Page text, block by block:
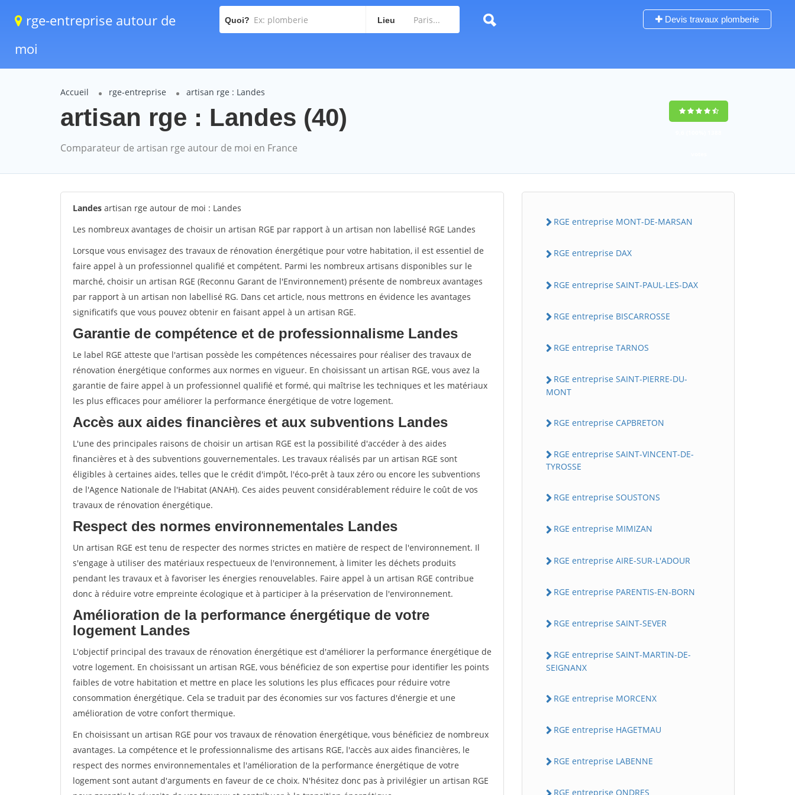
rge-entreprise autour de
moi
Quoi? Lieu Devis travaux plomberie
Accueil rge-entreprise artisan rge : Landes
artisan rge : Landes (40)
Comparateur de artisan rge autour de moi en France
Landes artisan rge autour de moi : Landes
Les nombreux avantages de choisir un artisan RGE par rapport à un artisan non labellisé RGE Landes
Lorsque vous envisagez des travaux de rénovation énergétique pour votre habitation, il est essentiel de
faire appel à un professionnel qualifié et compétent. Parmi les nombreux artisans disponibles sur le
marché, choisir un artisan RGE (Reconnu Garant de l'Environnement) présente de nombreux avantages
par rapport à un artisan non labellisé RG. Dans cet article, nous mettrons en évidence les avantages
significatifs que vous pouvez obtenir en faisant appel à un artisan RGE.
Garantie de compétence et de professionnalisme Landes
Le label RGE atteste que l'artisan possède les compétences nécessaires pour réaliser des travaux de
rénovation énergétique conformes aux normes en vigueur. En choisissant un artisan RGE, vous avez la
garantie de faire appel à un professionnel qualifié et formé, qui maîtrise les techniques et les matériaux
les plus efficaces pour améliorer la performance énergétique de votre logement.
Accès aux aides financières et aux subventions Landes
L'une des principales raisons de choisir un artisan RGE est la possibilité d'accéder à des aides
financières et à des subventions gouvernementales. Les travaux réalisés par un artisan RGE sont
éligibles à certaines aides, telles que le crédit d'impôt, l'éco-prêt à taux zéro ou encore les subventions
de l'Agence Nationale de l'Habitat (ANAH). Ces aides peuvent considérablement réduire le coût de vos
travaux de rénovation énergétique.
Respect des normes environnementales Landes
Un artisan RGE est tenu de respecter des normes strictes en matière de respect de l'environnement. Il
s'engage à utiliser des matériaux respectueux de l'environnement, à limiter les déchets produits
pendant les travaux et à favoriser les énergies renouvelables. Faire appel à un artisan RGE contribue
donc à réduire votre empreinte écologique et à participer à la préservation de l'environnement.
Amélioration de la performance énergétique de votre
logement Landes
L'objectif principal des travaux de rénovation énergétique est d'améliorer la performance énergétique de
votre logement. En choisissant un artisan RGE, vous bénéficiez de son expertise pour identifier les points
faibles de votre habitation et mettre en place les solutions les plus efficaces pour réduire votre
consommation énergétique. Cela se traduit par des économies sur vos factures d'énergie et une
amélioration de votre confort thermique.
En choisissant un artisan RGE pour vos travaux de rénovation énergétique, vous bénéficiez de nombreux
avantages. La compétence et le professionnalisme des artisans RGE, l'accès aux aides financières, le
respect des normes environnementales et l'amélioration de la performance énergétique de votre
logement sont autant d'arguments en faveur de ce choix. N'hésitez donc pas à privilégier un artisan RGE
RGE entreprise MONT-DE-MARSAN
RGE entreprise DAX
RGE entreprise SAINT-PAUL-LES-DAX
RGE entreprise BISCARROSSE
RGE entreprise TARNOS
RGE entreprise SAINT-PIERRE-DU-
MONT
RGE entreprise CAPBRETON
RGE entreprise SAINT-VINCENT-DE-
TYROSSE
RGE entreprise SOUSTONS
RGE entreprise MIMIZAN
RGE entreprise AIRE-SUR-L'ADOUR
RGE entreprise PARENTIS-EN-BORN
RGE entreprise SAINT-SEVER
RGE entreprise SAINT-MARTIN-DE-
SEIGNANX
RGE entreprise MORCENX
RGE entreprise HAGETMAU
RGE entreprise LABENNE
RGE entreprise ONDRES